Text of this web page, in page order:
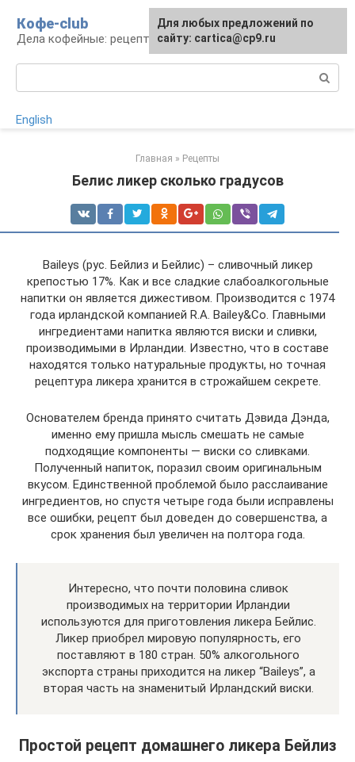
контенту
Кофе-club
Дела кофейные: рецепты и приготовление
English
Главная » Рецепты
Белис ликер сколько градусов
Baileys (рус. Бейлиз и Бейлис) – сливочный ликер
крепостью 17%. Как и все сладкие слабоалкогольные
напитки он является дижестивом. Производится с 1974
года ирландской компанией R.A. Bailey&Co. Главными
ингредиентами напитка являются виски и сливки,
производимыми в Ирландии. Известно, что в составе
находятся только натуральные продукты, но точная
рецептура ликера хранится в строжайшем секрете.
Основателем бренда принято считать Дэвида Дэнда,
именно ему пришла мысль смешать не самые
подходящие компоненты — виски со сливками.
Полученный напиток, поразил своим оригинальным
вкусом. Единственной проблемой было расслаивание
ингредиентов, но спустя четыре года были исправлены
все ошибки, рецепт был доведен до совершенства, а
срок хранения был увеличен на полтора года.
Интересно, что почти половина сливок
производимых на территории Ирландии
используются для приготовления ликера Бейлис.
Ликер приобрел мировую популярность, его
поставляют в 180 стран. 50% алкогольного
экспорта страны приходится на ликер “Baileys”, а
вторая часть на знаменитый Ирландский виски.
Простой рецепт домашнего ликера Бейлиз
Для любых предложений по
сайту: cartica@cp9.ru